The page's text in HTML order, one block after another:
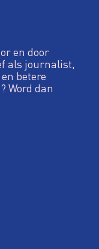
en door
als journalist,
betere
Word dan